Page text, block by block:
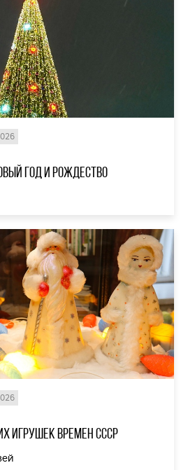
год и Рождество
игрушек времен СССР